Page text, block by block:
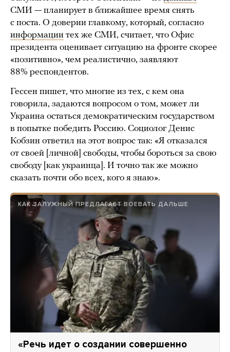
СМИ — планирует в ближайшее время снять
с поста. О доверии главкому, который, согласно
информации тех же СМИ, считает, что Офис
президента оценивает ситуацию на фронте скорее
«позитивно», чем реалистично, заявляют
88% респондентов.
Гессен пишет, что многие из тех, с кем она
говорила, задаются вопросом о том, может ли
Украина остаться демократическим государством
в попытке победить Россию. Социолог Денис
Кобзин ответил на этот вопрос так: «Я отказался
от своей [личной] свободы, чтобы бороться за свою
свободу [как украинца]. И точно так же можно
сказать почти обо всех, кого я знаю».
КАК ЗАЛУЖНЫЙ ПРЕДЛАГАЕТ ВОЕВАТЬ ДАЛЬШЕ
«Речь идет о создании совершенно